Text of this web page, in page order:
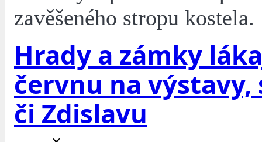
zavěšeného stropu kostela.
Hrady a zámky
červnu na výstavy,
či Zdislavu